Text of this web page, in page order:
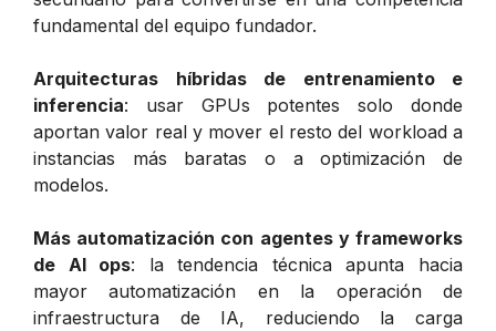
fundamental del equipo fundador.
Arquitecturas híbridas de entrenamiento e
inferencia: usar GPUs potentes solo donde
aportan valor real y mover el resto del workload a
instancias más baratas o a optimización de
modelos.
Más automatización con agentes y frameworks
de AI ops: la tendencia técnica apunta hacia
mayor automatización en la operación de
infraestructura de IA, reduciendo la carga